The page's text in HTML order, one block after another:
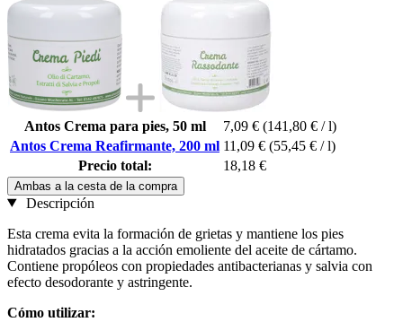
Antos Crema para pies, 50 ml 7,09 € (141,80 € / l)
Antos Crema Reafirmante, 200 ml 11,09 € (55,45 € / l)
Precio total:
18,18 €
Ambas a la cesta de la compra
Descripción
Esta crema evita la formación de grietas y mantiene los pies
hidratados gracias a la acción emoliente del aceite de cártamo.
Contiene propóleos con propiedades antibacterianas y salvia con
efecto desodorante y astringente.
Cómo utilizar: